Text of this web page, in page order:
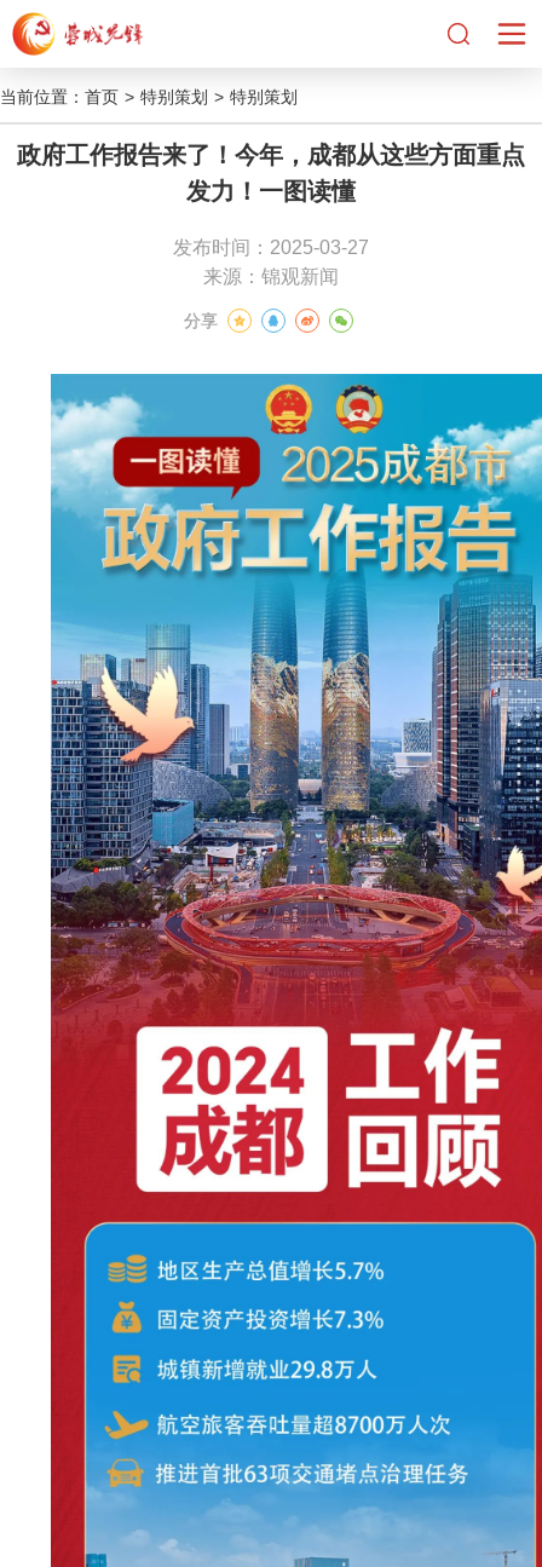
当前位置： 首页 > 特别策划 > 特别策划
政府工作报告来了！今年，成都从这些方面重点
发力！一图读懂
发布时间：2025-03-27
来源：锦观新闻
分享